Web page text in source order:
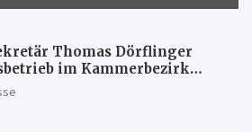
Thomas Dörflinger
im Kammerbezirk